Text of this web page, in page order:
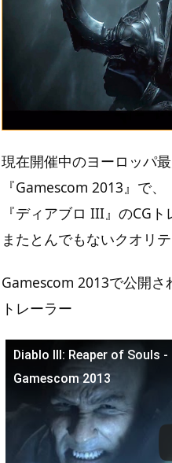
現在開催中のヨーロッパ
『Gamescom 2013』で、
『ディアブロ III』のCG
またとんでもないクオリ
Gamescom 2013で公開
トレーラー
Diablo III: Reaper of Souls
Gamescom 2013
この動画を YouTube で